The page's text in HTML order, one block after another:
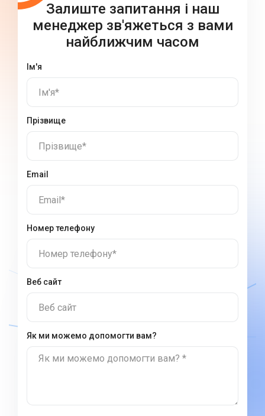
Залиште запитання і наш
менеджер зв'яжеться з вами
найближчим часом
Ім'я
Ім'я*
Прізвище
Прізвище*
Email
Email*
Номер телефону
Номер телефону*
Веб сайт
Веб сайт
Як ми можемо допомогти вам?
Як ми можемо допомогти вам? *